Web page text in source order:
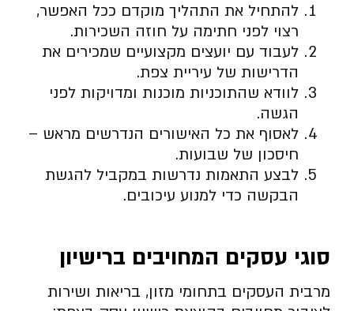
להתחיל את התהליך מוקדם ככל האפשר,
רצוי לפני חתימה על חוזה השכירות.
לעבוד עם יועצים מקצועיים שמכירים את
הדרישות של עיריית צפת.
לוודא שהתוכניות מוכנות ומדויקות לפני
הגשה.
לאסוף את כל האישורים הנדרשים מראש –
חיסכון של שבועות.
לבצע התאמות נדרשות במקביל להגשת
הבקשה כדי למנוע עיכובים.
סוגי עסקים המחויבים ברישיון
מרבית העסקים בתחומי מזון, בריאות ושירות